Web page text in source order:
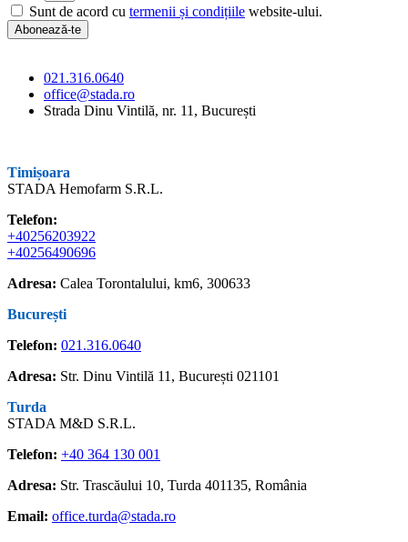
Sunt de acord cu termenii și condițiile website-ului.
Abonează-te
021.316.0640
office@stada.ro
Strada Dinu Vintilă, nr. 11, București
Timișoara
STADA Hemofarm S.R.L.
Telefon:
+40256203922
+40256490696
Adresa: Calea Torontalului, km6, 300633
București
Telefon: 021.316.0640
Adresa: Str. Dinu Vintilă 11, București 021101
Turda
STADA M&D S.R.L.
Telefon: +40 364 130 001
Adresa: Str. Trascăului 10, Turda 401135, România
Email: office.turda@stada.ro